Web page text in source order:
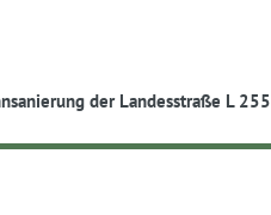
der Landesstraße L 255